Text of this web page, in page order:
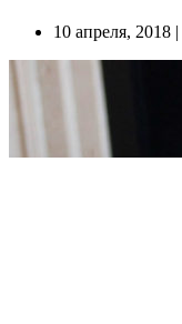
10 апреля, 2018 |